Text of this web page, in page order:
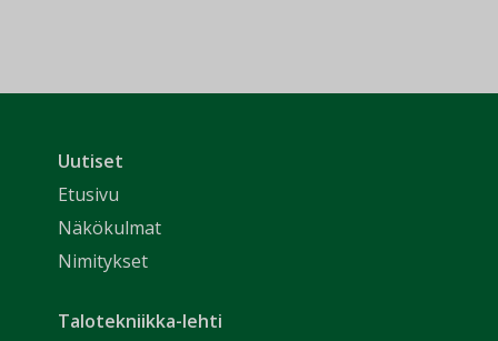
Uutiset
Etusivu
Näkökulmat
Nimitykset
Talotekniikka-lehti